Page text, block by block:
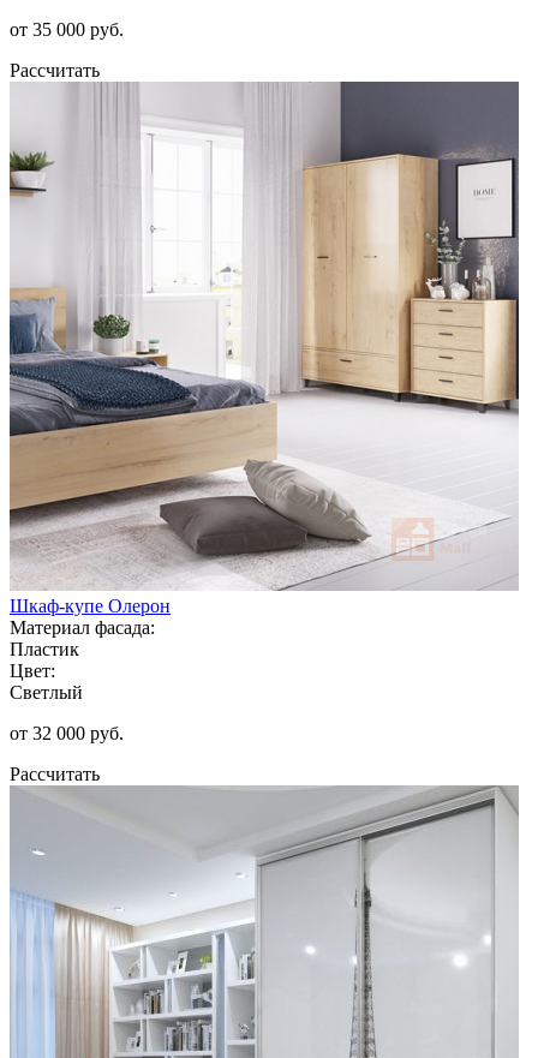
от 35 000 руб.
Рассчитать
Шкаф-купе Олерон
Материал фасада:
Пластик
Цвет:
Светлый
от 32 000 руб.
Рассчитать